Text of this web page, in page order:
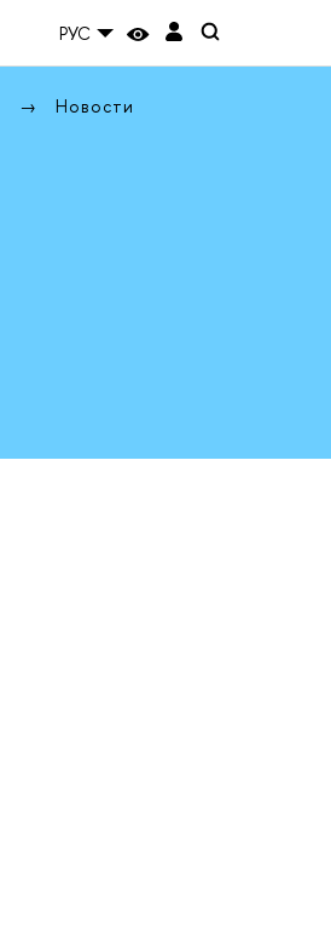
РУС
Новости